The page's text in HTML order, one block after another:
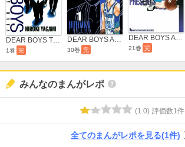
DEAR BOYS THE EARLY DAYS
1巻 完
DEAR BOYS ACT II
30巻 完 21巻 完
みんなのまんがレポ
(1.0) 評価数1件
全てのまんがレポを見る(1件)